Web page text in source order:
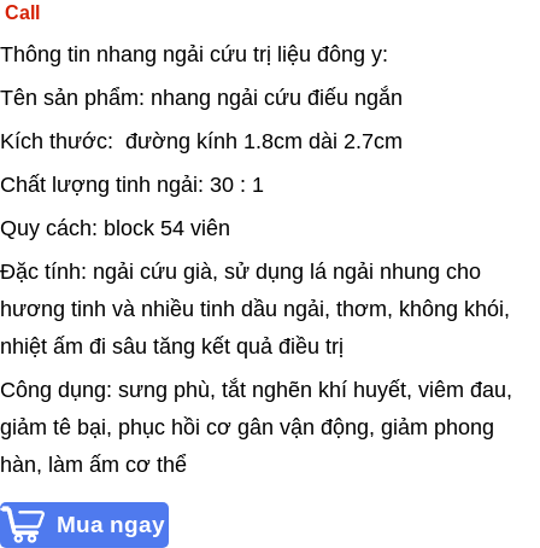
Call
Thông tin nhang ngải cứu trị liệu đông y:
Tên sản phẩm: nhang ngải cứu điếu ngắn
Kích thước: đường kính 1.8cm dài 2.7cm
Chất lượng tinh ngải: 30 : 1
Quy cách: block 54 viên
Đặc tính: ngải cứu già, sử dụng lá ngải nhung cho
hương tinh và nhiều tinh dầu ngải, thơm, không khói,
nhiệt ấm đi sâu tăng kết quả điều trị
Công dụng: sưng phù, tắt nghẽn khí huyết, viêm đau,
giảm tê bại, phục hồi cơ gân vận động, giảm phong
hàn, làm ấm cơ thể